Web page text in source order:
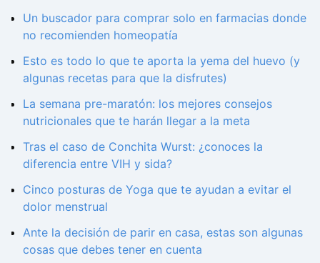
Un buscador para comprar solo en farmacias donde
no recomienden homeopatía
Esto es todo lo que te aporta la yema del huevo (y
algunas recetas para que la disfrutes)
La semana pre-maratón: los mejores consejos
nutricionales que te harán llegar a la meta
Tras el caso de Conchita Wurst: ¿conoces la
diferencia entre VIH y sida?
Cinco posturas de Yoga que te ayudan a evitar el
dolor menstrual
Ante la decisión de parir en casa, estas son algunas
cosas que debes tener en cuenta